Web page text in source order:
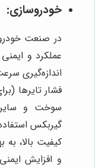
خودروسازی:
در صنعت
عملکرد و
سوخت و سایر
گیربکس
کیفیت بالا،
و افزایش